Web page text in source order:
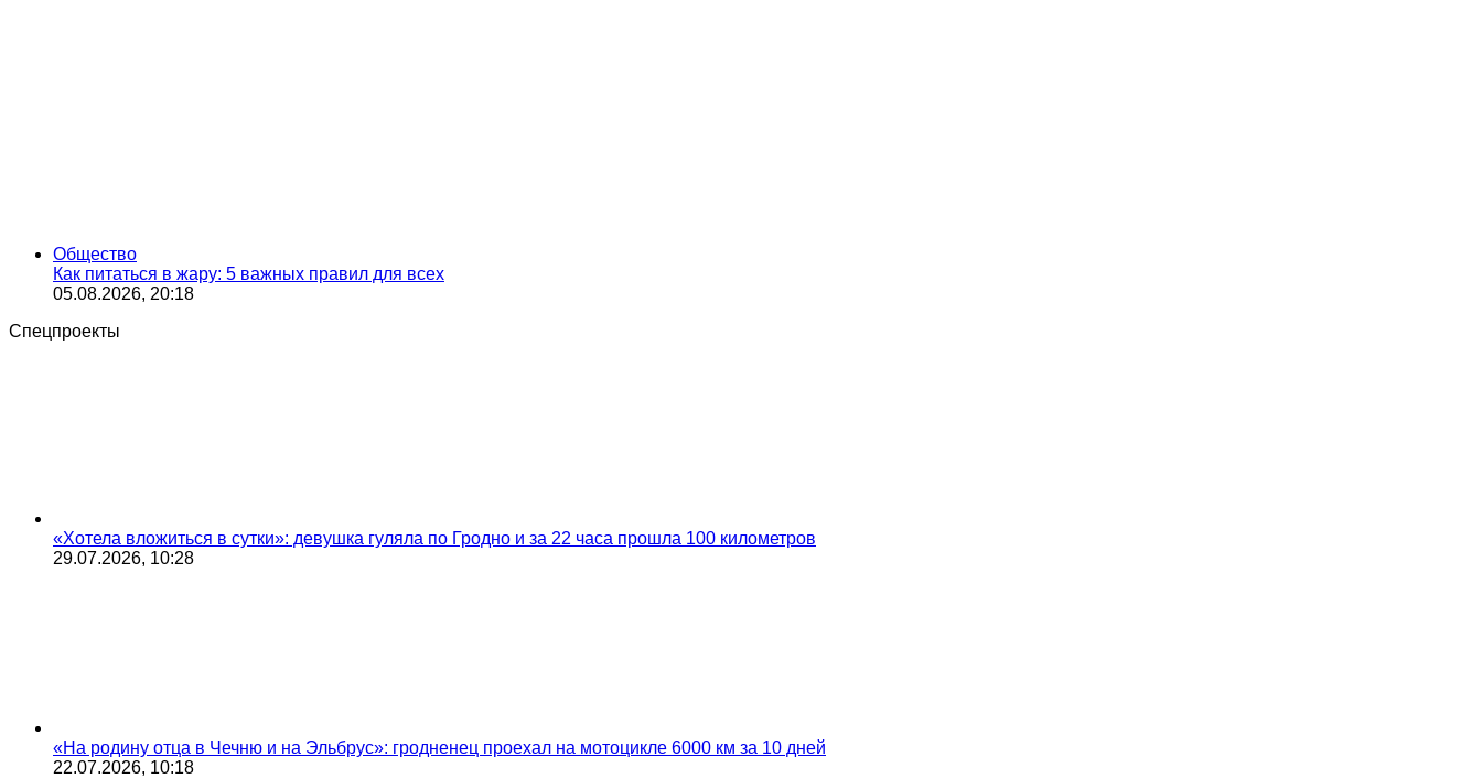
Общество
Как питаться в жару: 5 важных правил для всех
05.08.2026, 20:18
Спецпроекты
«Хотела вложиться в сутки»: девушка гуляла по Гродно и за 22 часа прошла 100 километров
29.07.2026, 10:28
«На родину отца в Чечню и на Эльбрус»: гродненец проехал на мотоцикле 6000 км за 10 дней
22.07.2026, 10:18